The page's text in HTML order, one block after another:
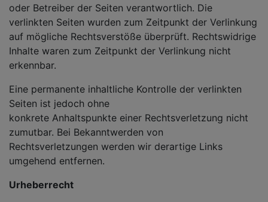
oder Betreiber der Seiten verantwortlich. Die
verlinkten Seiten wurden zum Zeitpunkt der Verlinkung
auf mögliche Rechtsverstöße überprüft. Rechtswidrige
Inhalte waren zum Zeitpunkt der Verlinkung nicht
erkennbar.
Eine permanente inhaltliche Kontrolle der verlinkten
Seiten ist jedoch ohne
konkrete Anhaltspunkte einer Rechtsverletzung nicht
zumutbar. Bei Bekanntwerden von
Rechtsverletzungen werden wir derartige Links
umgehend entfernen.
Urheberrecht